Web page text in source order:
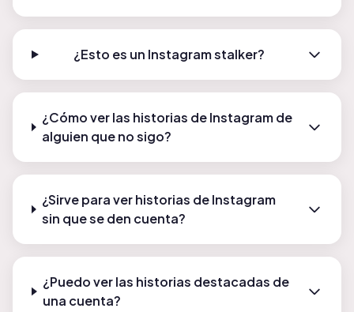
¿Esto es un Instagram stalker?
¿Cómo ver las historias de Instagram de
alguien que no sigo?
¿Sirve para ver historias de Instagram
sin que se den cuenta?
¿Puedo ver las historias destacadas de
una cuenta?